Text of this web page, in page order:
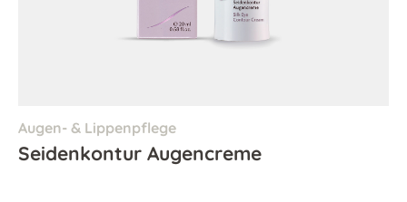
Augen- & Lippenpflege
Seidenkontur Augencreme